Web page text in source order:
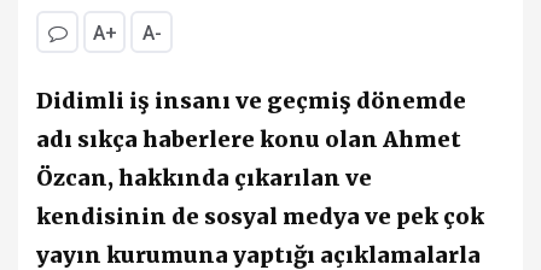
A+ A-
Didimli iş insanı ve geçmiş dönemde
adı sıkça haberlere konu olan Ahmet
Özcan, hakkında çıkarılan ve
kendisinin de sosyal medya ve pek çok
yayın kurumuna yaptığı açıklamalarla